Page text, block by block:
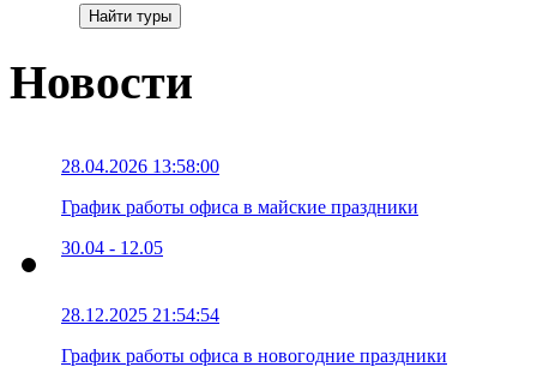
Новости
28.04.2026 13:58:00
График работы офиса в майские праздники
30.04 - 12.05
28.12.2025 21:54:54
График работы офиса в новогодние праздники